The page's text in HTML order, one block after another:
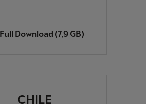
Full Download (7,9 GB)
CHILE